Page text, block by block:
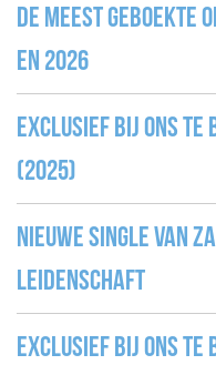
De meest geboekte
en 2026
Exclusief bij ons te
(2025)
Nieuwe single van
Leidenschaft
Exclusief bij ons te